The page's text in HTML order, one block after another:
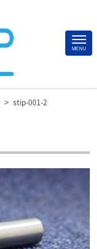
MENU
> stip-001-2